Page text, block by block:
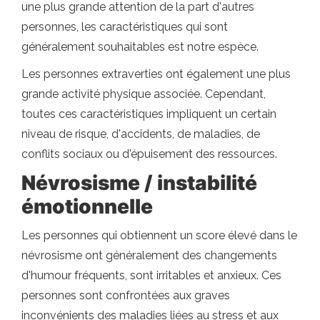
une plus grande attention de la part d'autres
personnes, les caractéristiques qui sont
généralement souhaitables est notre espèce.
Les personnes extraverties ont également une plus
grande activité physique associée. Cependant,
toutes ces caractéristiques impliquent un certain
niveau de risque, d'accidents, de maladies, de
conflits sociaux ou d'épuisement des ressources.
Névrosisme / instabilité
émotionnelle
Les personnes qui obtiennent un score élevé dans le
névrosisme ont généralement des changements
d'humour fréquents, sont irritables et anxieux. Ces
personnes sont confrontées aux graves
inconvénients des maladies liées au stress et aux